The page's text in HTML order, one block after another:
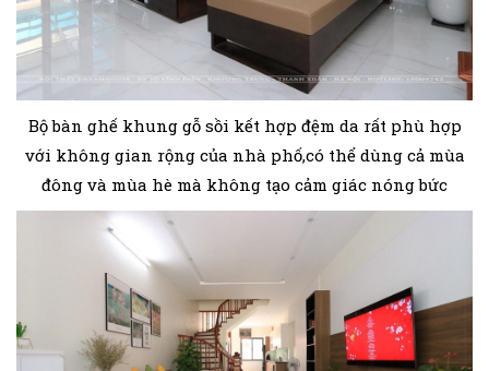
Bộ bàn ghế khung gỗ sồi kết hợp đệm da rất phù hợp
với không gian rộng của nhà phố,có thể dùng cả mùa
đông và mùa hè mà không tạo cảm giác nóng bức